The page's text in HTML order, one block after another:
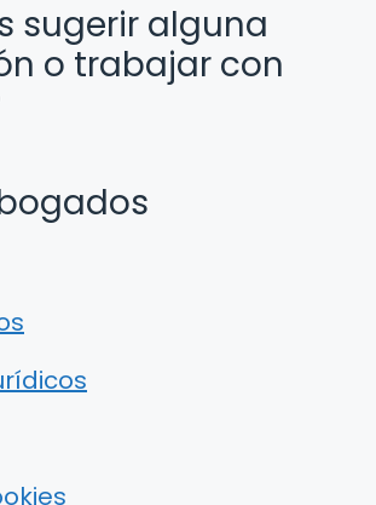
sugerir alguna
o trabajar con